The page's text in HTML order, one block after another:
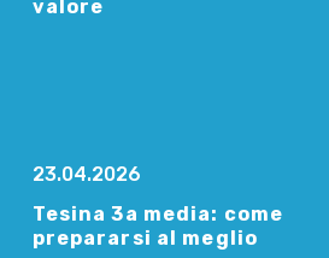
valore
23.04.2026
Tesina 3a media: come
prepararsi al meglio